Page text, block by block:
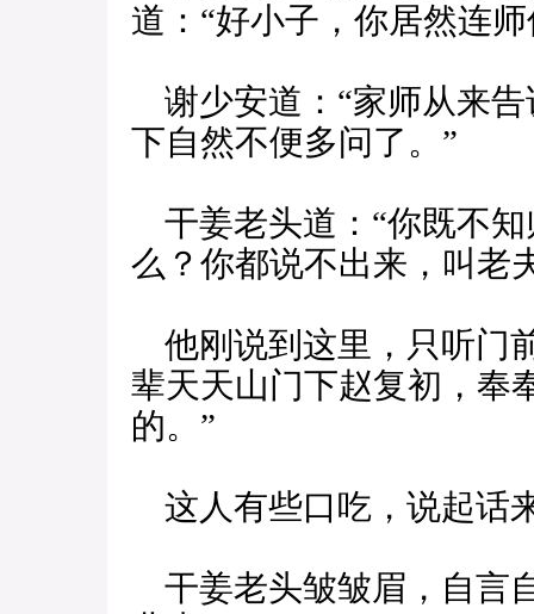
道：“好小子，你居然连
谢少安道：“家师从来
下自然不便多问了。”
干姜老头道：“你既不
么？你都说不出来，叫老
他刚说到这里，只听门
辈天天山门下赵复初，奉
的。”
这人有些口吃，说起话
干姜老头皱皱眉，自言